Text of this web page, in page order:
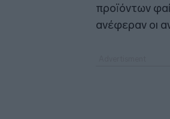
προϊόντων
ανέφεραν οι